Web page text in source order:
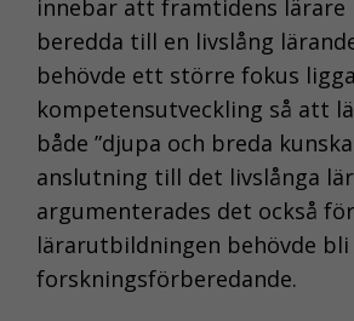
innebar att framtidens lärare
beredda till en livslång
behövde ett större fokus
kompetensutveckling så att
både ”djupa och breda
anslutning till det livslånga
argumenterades det också
lärarutbildningen behövde bli
forskningsförberedande.